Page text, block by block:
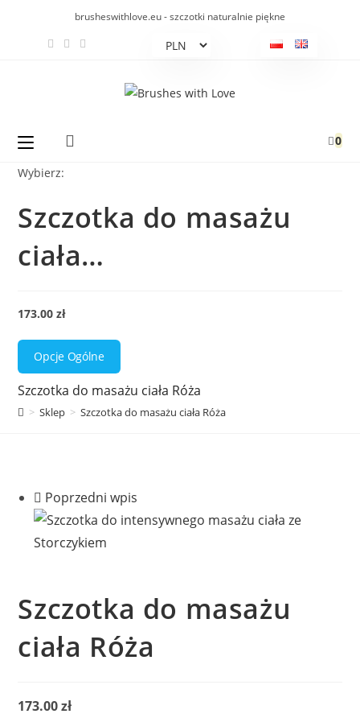
brusheswithlove.eu - szczotki naturalnie piękne
0
Wybierz:
Szczotka do masażu
ciała…
173.00zł
Opcje Ogólne
Szczotka do masażu ciała Róża
> Sklep > Szczotka do masażu ciała Róża
Poprzedni wpis
Szczotka do masażu
ciała Róża
173.00zł